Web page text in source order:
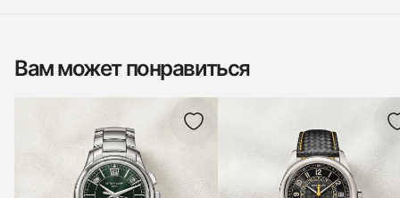
Вам может понравиться